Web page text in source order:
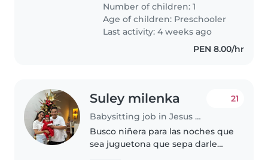
Necesitamos alguien receptivo
con niños entre risas y juegos,
que también..
Number of children: 1
Age of children: Preschooler
Last activity: 4 weeks ago
PEN 8.00/hr
Suley milenka
Babysitting job in Jesus Maria
21
Busco niñera para las noches que
sea juguetona que sepa darle